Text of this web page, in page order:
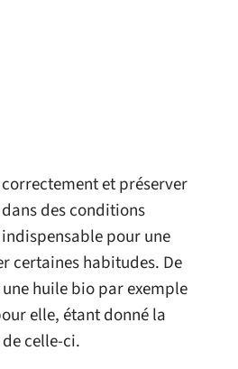
et préserver
des conditions
pour une
certaines habitudes. De
huile bio par exemple
elle, étant donné la
celle-ci.